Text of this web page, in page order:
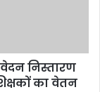
निस्तारण
का वेतन